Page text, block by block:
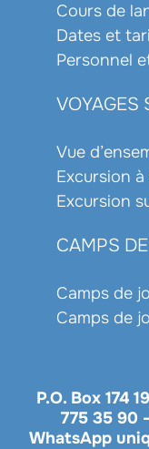
Cours de
Dates et
Personnel
VOYAGES
Vue
Excursion à
Excursion
CAMPS
Camps de
Camps de
P.O. Box 174
775 35 90
WhatsApp